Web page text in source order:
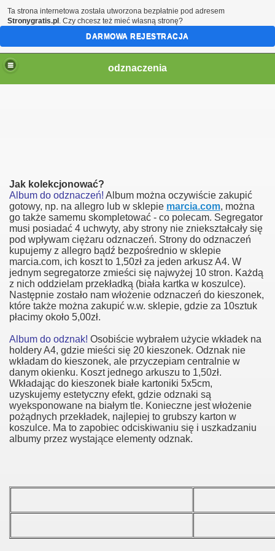
odznaczenia
Jak kolekcjonować?
Album do odznaczeń! Album można oczywiście zakupić
gotowy, np. na allegro lub w sklepie marcia.com, można
go także samemu skompletować - co polecam. Segregator
musi posiadać 4 uchwyty, aby strony nie zniekształcały się
pod wpływam ciężaru odznaczeń. Strony do odznaczeń
kupujemy z allegro bądź bezpośrednio w sklepie
marcia.com, ich koszt to 1,50zł za jeden arkusz A4. W
jednym segregatorze zmieści się najwyżej 10 stron. Każdą
z nich oddzielam przekładką (biała kartka w koszulce).
Następnie zostało nam włożenie odznaczeń do kieszonek,
które także można zakupić w.w. sklepie, gdzie za 10sztuk
płacimy około 5,00zł.
Album do odznak! Osobiście wybrałem użycie wkładek na
holdery A4, gdzie mieści się 20 kieszonek. Odznak nie
wkładam do kieszonek, ale przyczepiam centralnie w
danym okienku. Koszt jednego arkuszu to 1,50zł.
Wkładając do kieszonek białe kartoniki 5x5cm,
uzyskujemy estetyczny efekt, gdzie odznaki są
wyeksponowane na białym tle. Konieczne jest włożenie
pożądnych przekładek, najlepiej to grubszy karton w
koszulce. Ma to zapobiec odciskiwaniu się i uszkadzaniu
albumy przez wystające elementy odznak.
Polski
Ta strona internetowa została utworzona bezpłatnie pod adresem
Stronygratis.pl . Czy chcesz też mieć własną stronę?
DARMOWA REJESTRACJA